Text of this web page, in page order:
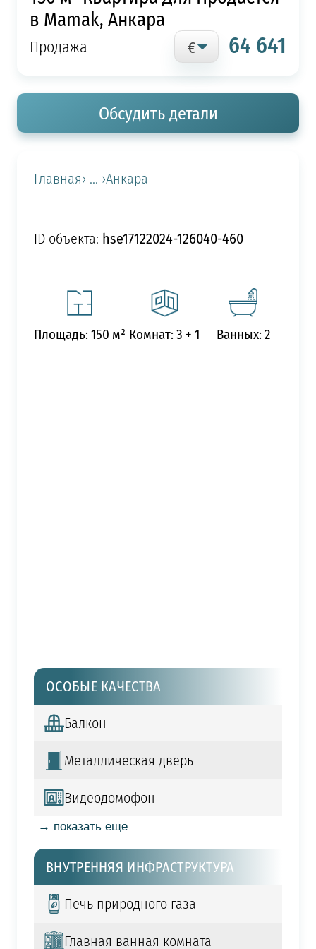
в Mamak, Анкара
Продажа 64 641
Обсудить детали
Главная› ... ›Анкара
ID объекта: hse17122024-126040-460
Площадь: 150 м² Комнат: 3 + 1 Ванных: 2
ОСОБЫЕ КАЧЕСТВА
Балкон
Металлическая дверь
Видеодомофон
→ показать еще
ВНУТРЕННЯЯ ИНФРАСТРУКТУРА
Печь природного газа
Главная ванная комната